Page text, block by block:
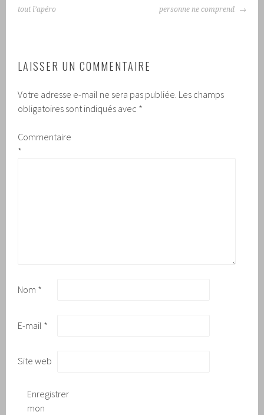
tout l’apéro
personne ne comprend
LAISSER UN COMMENTAIRE
Votre adresse e-mail ne sera pas publiée. Les champs
obligatoires sont indiqués avec *
Commentaire
*
Nom *
E-mail *
Site web
Enregistrer
mon